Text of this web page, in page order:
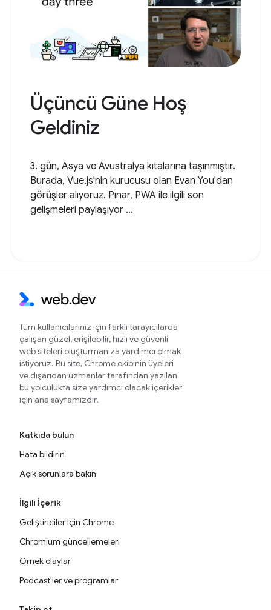
Üçüncü Güne Hoş
Geldiniz
3. gün, Asya ve Avustralya kıtalarına taşınmıştır.
Burada, Vue.js'nin kurucusu olan Evan You'dan
görüşler alıyoruz. Pınar, PWA ile ilgili son
gelişmeleri paylaşıyor ...
Tüm kullanıcılarınız için farklı tarayıcılarda
çalışan güzel, erişilebilir, hızlı ve güvenli
web siteleri oluşturmanıza yardımcı olmak
istiyoruz. Bu site, Chrome ekibinin üyeleri
ve dışarıdan uzmanlar tarafından yazılan
bu yolculukta size yardımcı olacak içerikler
için ana sayfamızdır.
Katkıda bulun
Hata bildirin
Açık sorunlara bakın
İlgili İçerik
Geliştiriciler için Chrome
Chromium güncellemeleri
Örnek olaylar
Podcast'ler ve programlar